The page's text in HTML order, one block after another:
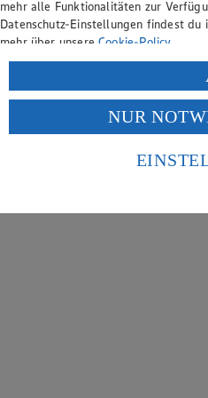
mehr alle Funktionalitäten zur
Datenschutz-Einstellungen findest du
mehr über unsereCookie-Policy.
Verarbeitung deiner
Wenn du auf „Aktivieren“ klickst,
ein, dass deine Daten in den USA
einem nach europäischen Standards
Risiko eines Zugriffs durch US-
NUR